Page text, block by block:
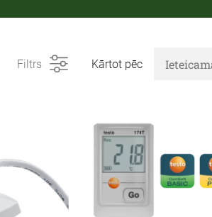
Filtrs Kārtot pēc